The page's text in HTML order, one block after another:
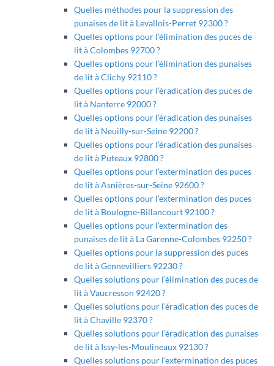
Quelles méthodes pour la suppression des
punaises de lit à Levallois-Perret 92300 ?
Quelles options pour l’élimination des puces de
lit à Colombes 92700 ?
Quelles options pour l’élimination des punaises
de lit à Clichy 92110 ?
Quelles options pour l’éradication des puces de
lit à Nanterre 92000 ?
Quelles options pour l’éradication des punaises
de lit à Neuilly-sur-Seine 92200 ?
Quelles options pour l’éradication des punaises
de lit à Puteaux 92800 ?
Quelles options pour l’extermination des puces
de lit à Asnières-sur-Seine 92600 ?
Quelles options pour l’extermination des puces
de lit à Boulogne-Billancourt 92100 ?
Quelles options pour l’extermination des
punaises de lit à La Garenne-Colombes 92250 ?
Quelles options pour la suppression des puces
de lit à Gennevilliers 92230 ?
Quelles solutions pour l’élimination des puces de
lit à Vaucresson 92420 ?
Quelles solutions pour l’éradication des puces de
lit à Chaville 92370 ?
Quelles solutions pour l’éradication des punaises
de lit à Issy-les-Moulineaux 92130 ?
Quelles solutions pour l’extermination des puces